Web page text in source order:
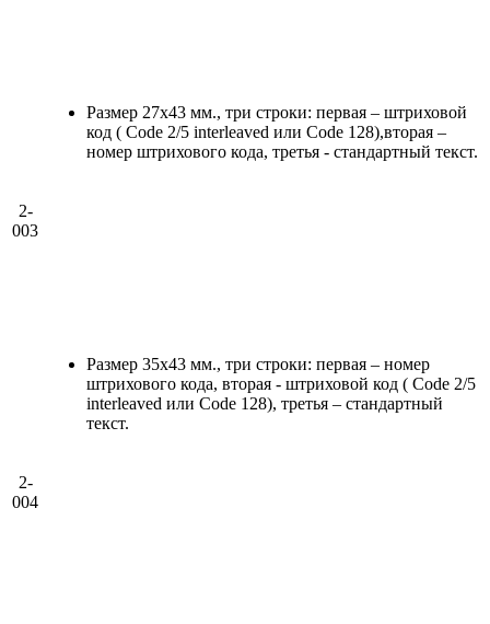
Размер 27х43 мм., три строки: первая – штриховой
код ( Code 2/5 interleaved или Code 128),вторая –
номер штрихового кода, третья - стандартный текст.
2-
003
Размер 35х43 мм., три строки: первая – номер
штрихового кода, вторая - штриховой код ( Code 2/5
interleaved или Code 128), третья – стандартный
текст.
2-
004